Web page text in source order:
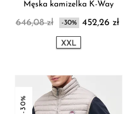
Męska kamizelka K-Way
646,08 zł -30% 452,26 zł
XXL
-30%